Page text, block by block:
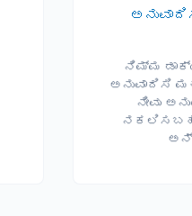
ನಿಮ್ಮ
ಅನುವಾದಿಸಿ
ನೀವು